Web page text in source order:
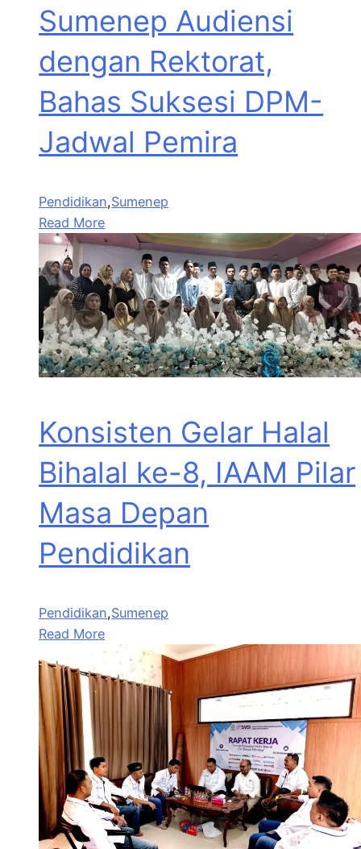
Sumenep Audiensi
dengan Rektorat,
Bahas Suksesi DPM-
Jadwal Pemira
Pendidikan,Sumenep
Read More
Konsisten Gelar Halal
Bihalal ke-8, IAAM Pilar
Masa Depan
Pendidikan
Pendidikan,Sumenep
Read More